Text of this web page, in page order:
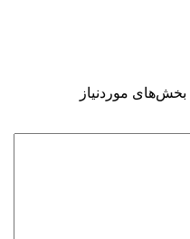
بخش‌های موردنیاز